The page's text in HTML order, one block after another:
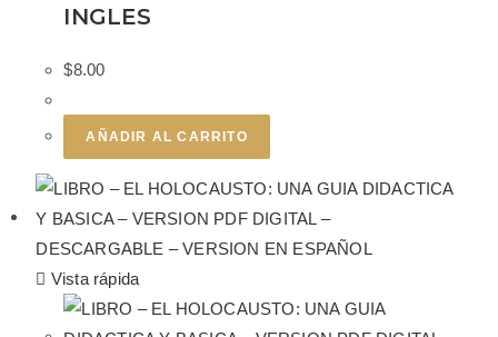
INGLES
$8.00
AÑADIR AL CARRITO
Vista rápida